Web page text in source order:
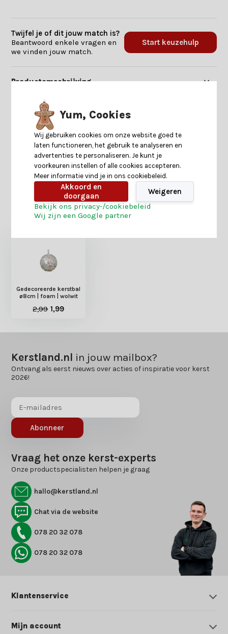
Twijfel je of dit jouw match is?
Beantwoord enkele vragen en
we vinden jouw match.
Start keuzehulp
Productomschrijving
Specificaties
Reviews
Heb je nog interesse in deze recent bekeken
producten?
Gedecoreerde kerstbal
ø8cm | foam | wolwit
2,99 1,99
Kerstland.nl in jouw mailbox?
Ontvang als eerst nieuws over acties of inspiratie voor kerst
2026!
Abonneer
Vraag het onze kerst-experts
Onze productspecialisten helpen je graag
hallo@kerstland.nl
Chat via de website
078 20 32 078
078 20 32 078
Klantenservice
Mijn account
Yum, Cookies
Wij gebruiken cookies om onze website goed te
laten functioneren, het gebruik te analyseren en
advertenties te personaliseren. Je kunt je
voorkeuren instellen of alle cookies accepteren.
Meer informatie vind je in ons cookiebeleid.
Akkoord en
doorgaan
Weigeren
Bekijk ons privacy-/cookiebeleid
Wij zijn een Google partner